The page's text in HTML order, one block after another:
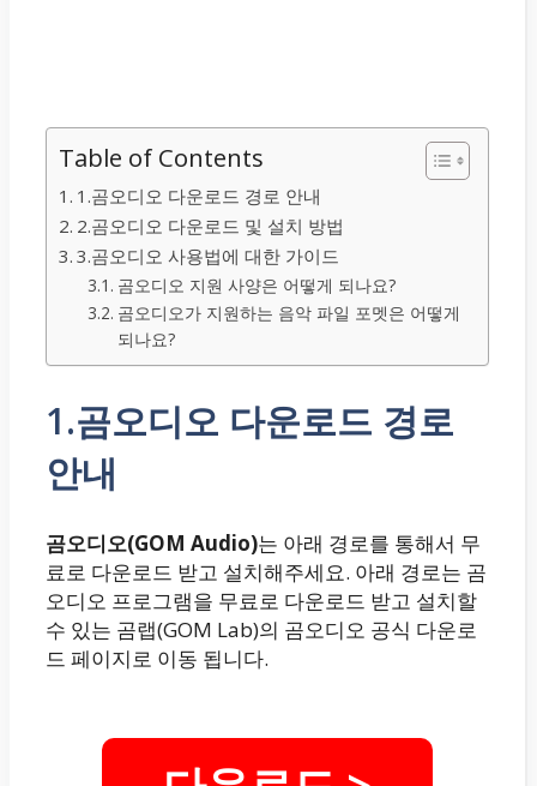
Table of Contents
1.곰오디오 다운로드 경로 안내
2.곰오디오 다운로드 및 설치 방법
3.곰오디오 사용법에 대한 가이드
곰오디오 지원 사양은 어떻게 되나요?
곰오디오가 지원하는 음악 파일 포멧은 어떻게
되나요?
1.곰오디오 다운로드 경로
안내
곰오디오(GOM Audio)는 아래 경로를 통해서 무
료로 다운로드 받고 설치해주세요. 아래 경로는 곰
오디오 프로그램을 무료로 다운로드 받고 설치할
수 있는 곰랩(GOM Lab)의 곰오디오 공식 다운로
드 페이지로 이동 됩니다.